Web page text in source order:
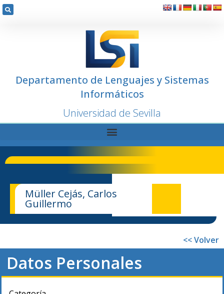
Departamento de Lenguajes y Sistemas
Informáticos
Universidad de Sevilla
Müller Cejás, Carlos
Guillermo
<< Volver
Datos Personales